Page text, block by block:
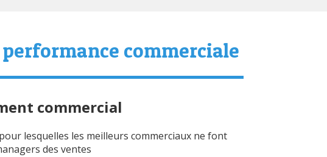
commerciale
commercial
lesquelles les meilleurs commerciaux ne font
des ventes